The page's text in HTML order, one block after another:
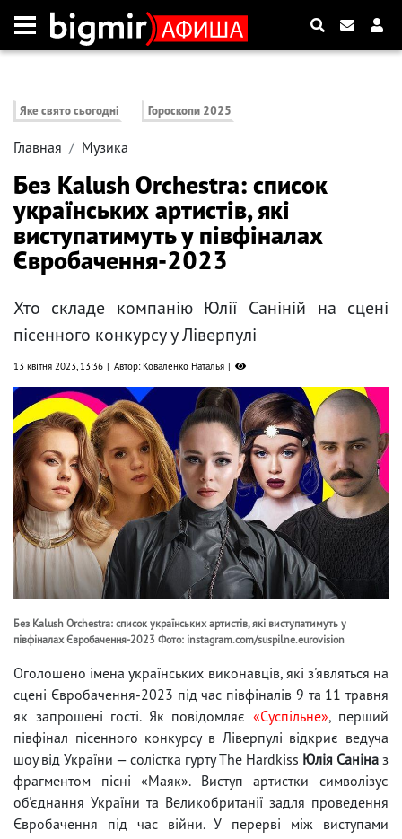
Яке свято сьогодні Гороскопи 2025
Главная Музика
Без Kalush Orchestra: список
українських артистів, які
виступатимуть у півфіналах
Євробачення-2023
Хто складе компанію Юлії Саніній на сцені
пісенного конкурсу у Ліверпулі
13 квітня 2023, 13:36 Автор: Коваленко Наталья
Без Kalush Orchestra: список українських артистів, які виступатимуть у
півфіналах Євробачення-2023 Фото: instagram.com/suspilne.eurovision
Оголошено імена українських виконавців, які з'являться на
сцені Євробачення-2023 під час півфіналів 9 та 11 травня
як запрошені гості. Як повідомляє «Суспільне», перший
півфінал пісенного конкурсу в Ліверпулі відкриє ведуча
шоу від України — солістка гурту The Hardkiss Юлія Саніна з
фрагментом пісні «Маяк». Виступ артистки символізує
об'єднання України та Великобританії задля проведення
Євробачення під час війни. У перерві між виступами